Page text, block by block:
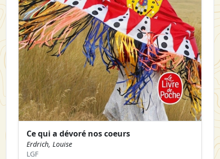
Ce qui a dévoré nos coeurs
Erdrich, Louise
LGF